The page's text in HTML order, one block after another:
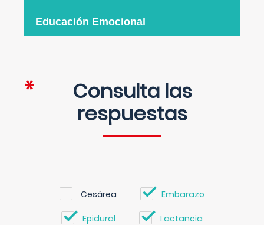
Educación Emocional
Consulta las
respuestas
Cesárea Embarazo
Epidural Lactancia